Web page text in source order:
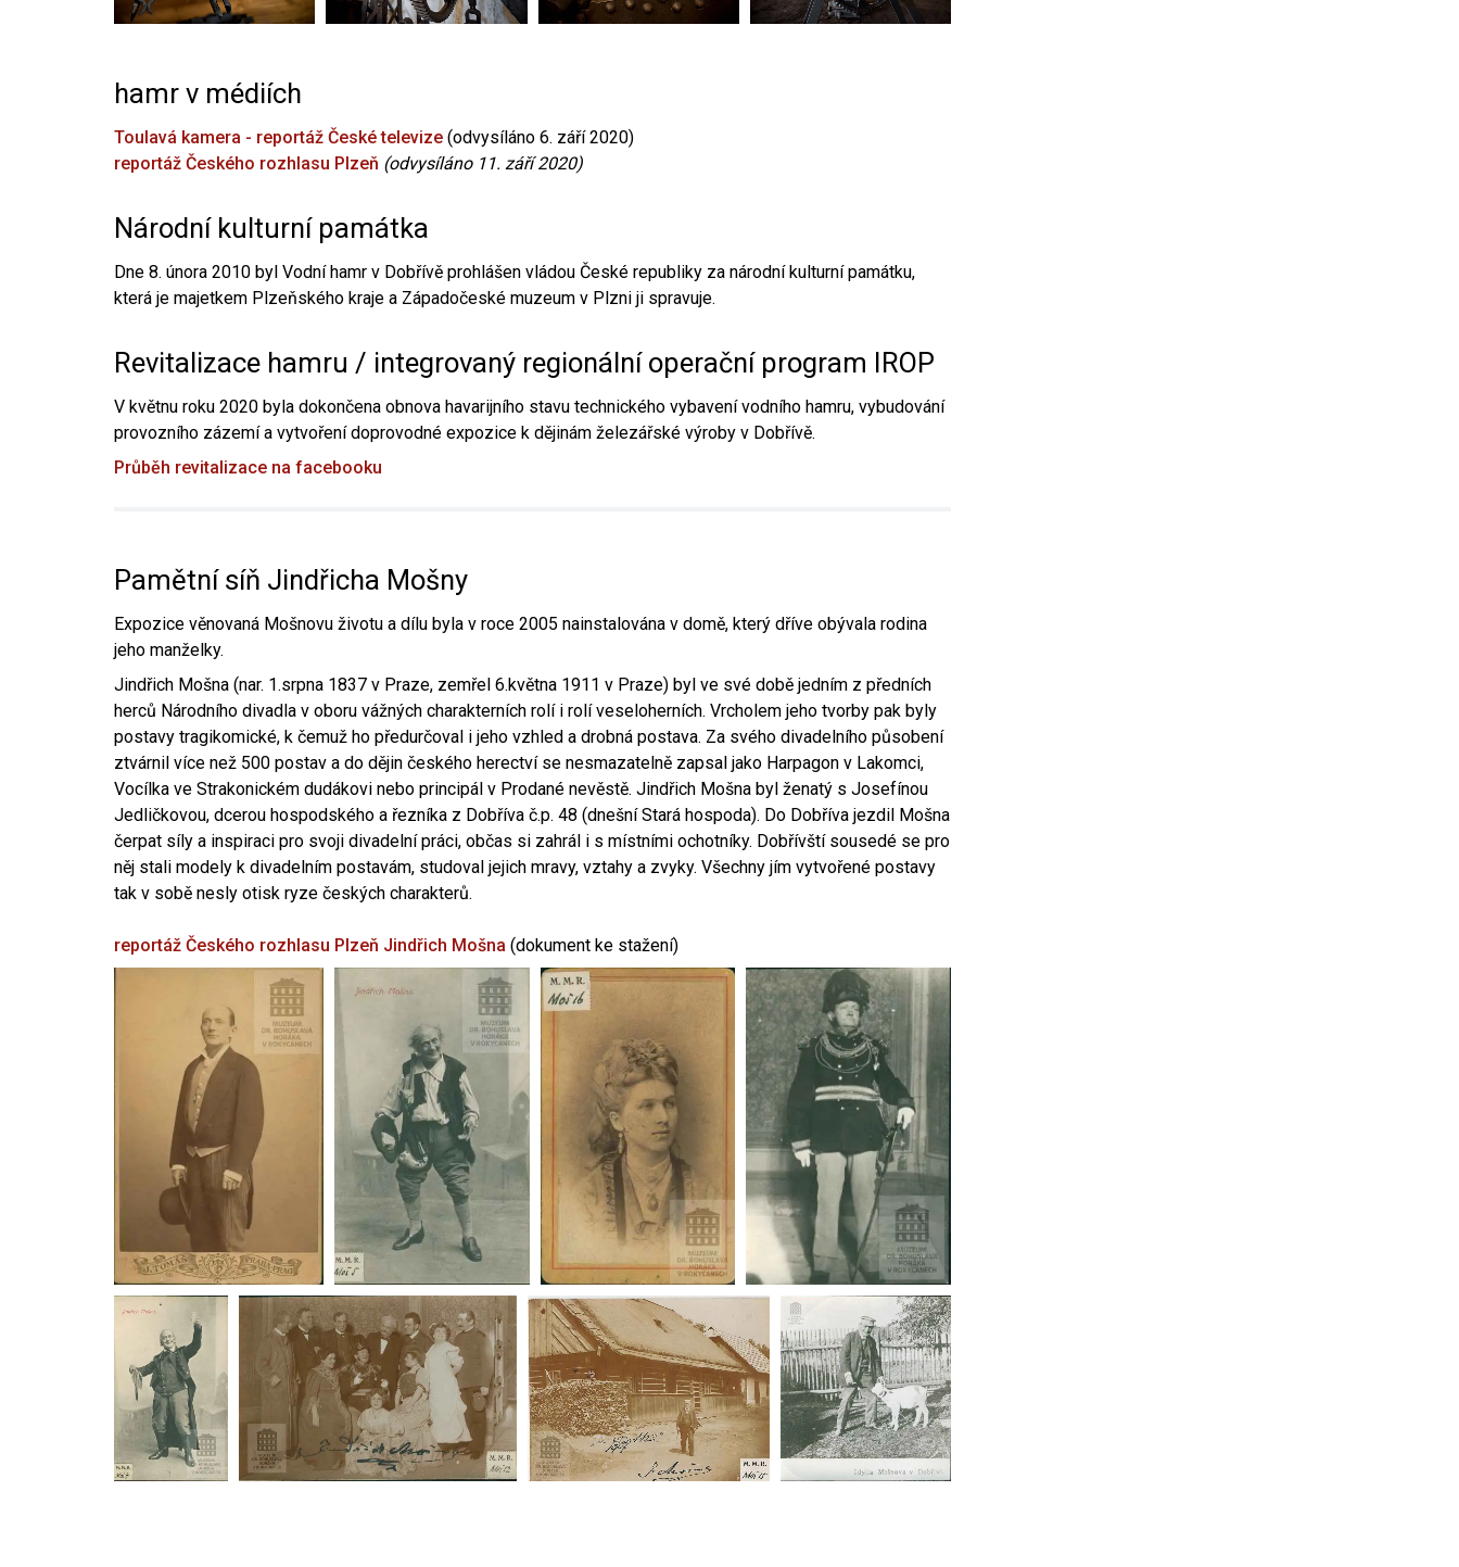
hamr v médiích
Toulavá kamera - reportáž České televize (odvysíláno 6. září 2020)
reportáž Českého rozhlasu Plzeň (odvysíláno 11. září 2020)
Národní kulturní památka
Dne 8. února 2010 byl Vodní hamr v Dobřívě prohlášen vládou České republiky za národní kulturní památku,
která je majetkem Plzeňského kraje a Západočeské muzeum v Plzni ji spravuje.
Revitalizace hamru / integrovaný regionální operační program IROP
V květnu roku 2020 byla dokončena obnova havarijního stavu technického vybavení vodního hamru, vybudování
provozního zázemí a vytvoření doprovodné expozice k dějinám železářské výroby v Dobřívě.
Průběh revitalizace na facebooku
Pamětní síň Jindřicha Mošny
Expozice věnovaná Mošnovu životu a dílu byla v roce 2005 nainstalována v domě, který dříve obývala rodina
jeho manželky.
Jindřich Mošna (nar. 1.srpna 1837 v Praze, zemřel 6.května 1911 v Praze) byl ve své době jedním z předních
herců Národního divadla v oboru vážných charakterních rolí i rolí veseloherních. Vrcholem jeho tvorby pak byly
postavy tragikomické, k čemuž ho předurčoval i jeho vzhled a drobná postava. Za svého divadelního působení
ztvárnil více než 500 postav a do dějin českého herectví se nesmazatelně zapsal jako Harpagon v Lakomci,
Vocílka ve Strakonickém dudákovi nebo principál v Prodané nevěstě. Jindřich Mošna byl ženatý s Josefínou
Jedličkovou, dcerou hospodského a řezníka z Dobříva č.p. 48 (dnešní Stará hospoda). Do Dobříva jezdil Mošna
čerpat síly a inspiraci pro svoji divadelní práci, občas si zahrál i s místními ochotníky. Dobřívští sousedé se pro
něj stali modely k divadelním postavám, studoval jejich mravy, vztahy a zvyky. Všechny jím vytvořené postavy
tak v sobě nesly otisk ryze českých charakterů.
reportáž Českého rozhlasu Plzeň Jindřich Mošna (dokument ke stažení)